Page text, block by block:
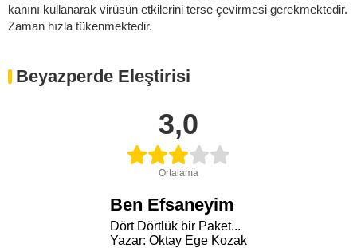
kanını kullanarak virüsün etkilerini terse çevirmesi gerekmektedir.
Zaman hızla tükenmektedir.
Beyazperde Eleştirisi
3,0
Ortalama
Ben Efsaneyim
Dört Dörtlük bir Paket...
Yazar: Oktay Ege Kozak